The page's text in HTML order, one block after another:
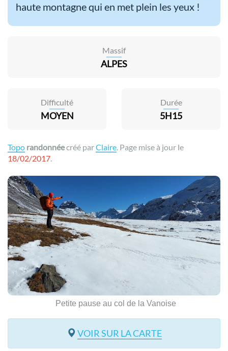
haute montagne qui en met plein les yeux !
Massif
ALPES
Difficulté
MOYEN
Durée
5H15
Topo randonnéecréé parClaire. Page mise à jour le
18/02/2017.
Petite pause au col de la Vanoise
VOIR SUR LA CARTE